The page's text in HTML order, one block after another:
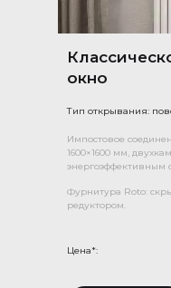
окно
Тип открывания:
Цена*:
Импостовое
1600×1600 мм,
энергоэффективным
Фурнитура Roto:
редуктором.